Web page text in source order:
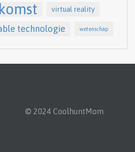
virtual reality
technologie wetenschap
© 2024 CoolhuntMom